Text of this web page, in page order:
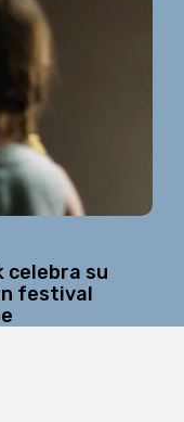
celebra su
festival